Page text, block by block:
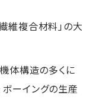
維複合材料」の大
体構造の多くに
ーイングの生産